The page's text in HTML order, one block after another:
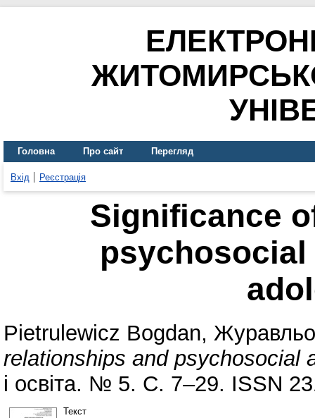
Головна Про сайт Перегляд
Вхід Реєстрація
Significance
Pietrulewicz Bogdan,
relationships and psychosocial
і освіта. № 5. С. 7–29. ISSN
Текст